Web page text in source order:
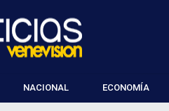
NACIONAL ECONOMÍA